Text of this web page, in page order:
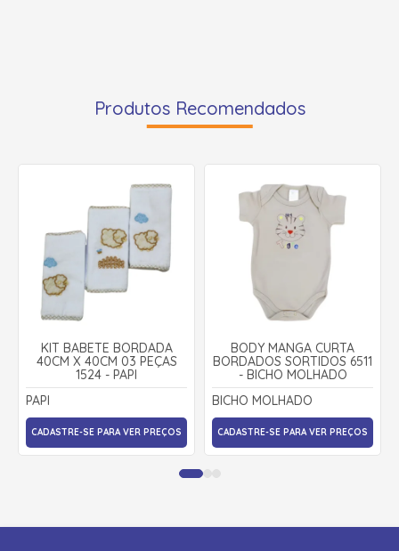
Produtos Recomendados
KIT BABETE BORDADA
40CM X 40CM 03 PEÇAS
1524 - PAPI
PAPI
CADASTRE-SE PARA VER PREÇOS
BODY MANGA CURTA
BORDADOS SORTIDOS 6511
- BICHO MOLHADO
BICHO MOLHADO
CADASTRE-SE PARA VER PREÇOS